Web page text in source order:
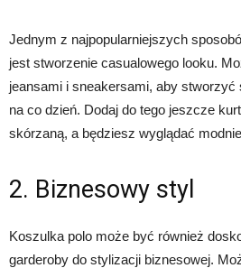
Jednym z najpopularniejszych
jest stworzenie casualowego looku.
jeansami i sneakersami, aby stworzyć
na co dzień. Dodaj do tego jeszcze
skórzaną, a będziesz wyglądać
2. Biznesowy styl
Koszulka polo może być również
garderoby do stylizacji biznesowej.